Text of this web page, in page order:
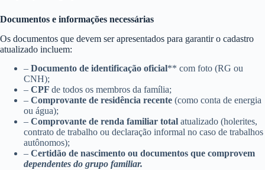
Documentos e informações necessárias
Os documentos que devem ser apresentados para garantir o cadastro
atualizado incluem:
– Documento de identificação oficial** com foto (RG ou
CNH);
– CPF de todos os membros da família;
– Comprovante de residência recente (como conta de energia
ou água);
– Comprovante de renda familiar total atualizado (holerites,
contrato de trabalho ou declaração informal no caso de trabalhos
autônomos);
– Certidão de nascimento ou documentos que comprovem
dependentes do grupo familiar.